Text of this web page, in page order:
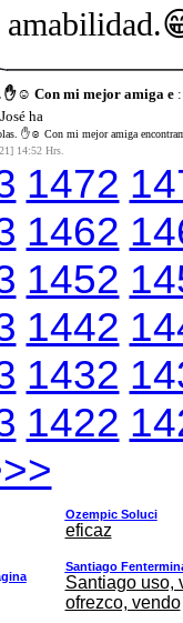
✋☺️ Con mi mejor amiga e
ha
✋☺️ Con mi mejor amiga
14:52 Hrs.
1472
1462
1452
1442
1432
1422
Ozempic Soluci
eficaz
Santiago
Santiago uso,
ofrezco, vendo